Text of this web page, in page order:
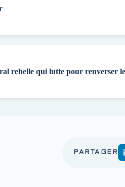
rebelle qui lutte pour renverser
PARTAGER